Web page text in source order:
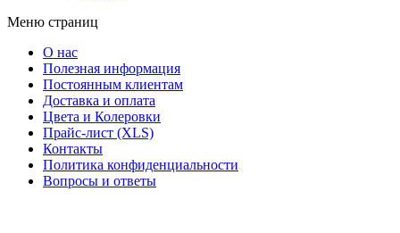
Меню страниц
О нас
Полезная информация
Постоянным клиентам
Доставка и оплата
Цвета и Колеровки
Прайс-лист (XLS)
Контакты
Политика конфиденциальности
Вопросы и ответы